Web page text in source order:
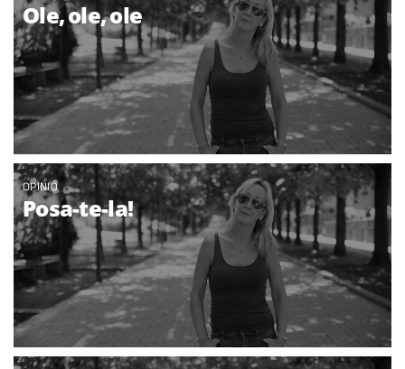
Ole, ole, ole
OPINIÓ
Posa-te-la!